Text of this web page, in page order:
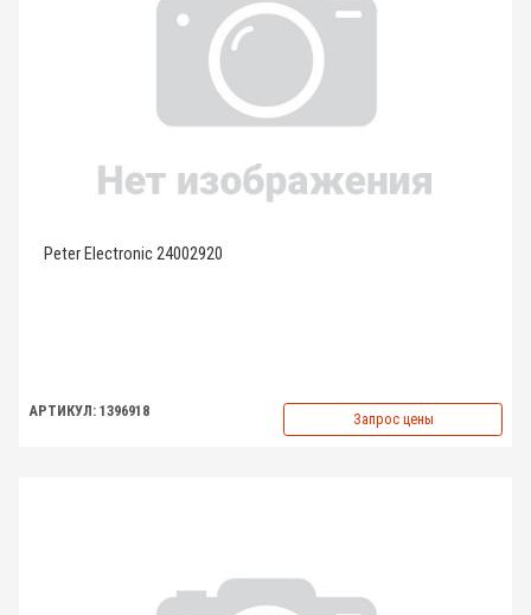
Peter Electronic 24002920
АРТИКУЛ: 1396918 Запрос цены